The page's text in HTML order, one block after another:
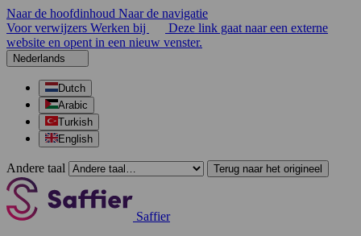
Naar de hoofdinhoud Naar de navigatie
Voor verwijzers Werken bij
Deze link gaat naar een externe
website en opent in een nieuw venster.
Nederlands
Dutch
Arabic
Turkish
English
Andere taal Terug naar het origineel
Saffier